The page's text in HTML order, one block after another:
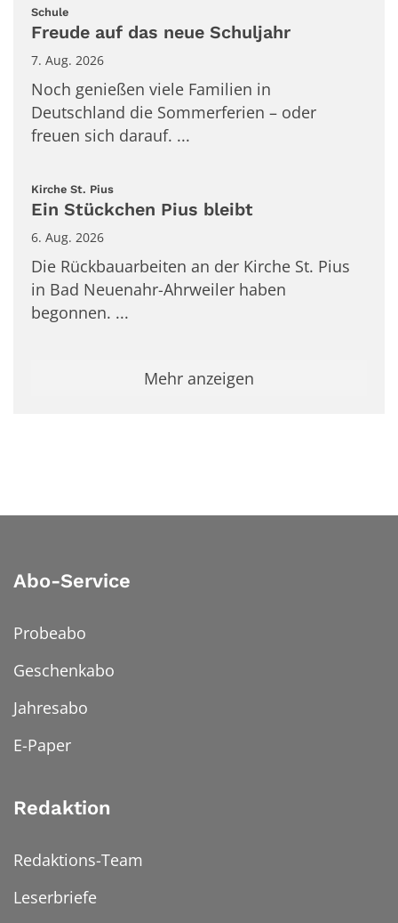
Schule:
Freude auf das neue Schuljahr
7. Aug. 2026
Noch genießen viele Familien in
Deutschland die Sommerferien – oder
freuen sich darauf. ...
Kirche St. Pius:
Ein Stückchen Pius bleibt
6. Aug. 2026
Die Rückbauarbeiten an der Kirche St. Pius
in Bad Neuenahr-Ahrweiler haben
begonnen. ...
Mehr anzeigen
Abo-Service
Probeabo
Geschenkabo
Jahresabo
E-Paper
Redaktion
Redaktions-Team
Leserbriefe